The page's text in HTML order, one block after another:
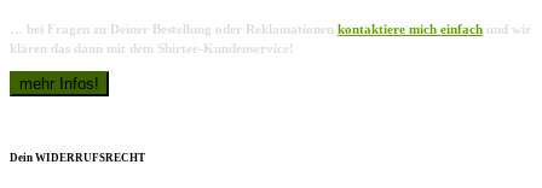
… bei Fragen zu Deiner Bestellung oder Reklamationen kontaktiere mich einfach und wir
klären das dann mit dem Shirtee-Kundenservice!
Dein WIDERRUFSRECHT